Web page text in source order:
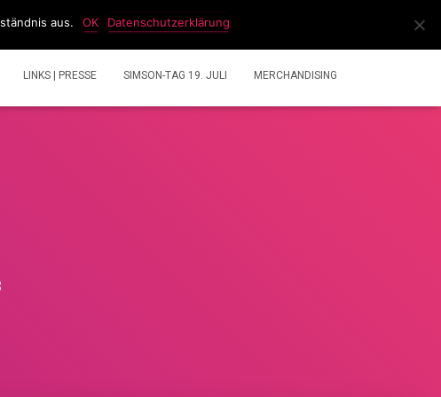
| VIDEOS 2 TAKT GEMISCHRECHNER
LINKS | PRESSE SIMSON-TAG 19. JULI MERCHANDISING
aus. OK Datenschutzerklärung